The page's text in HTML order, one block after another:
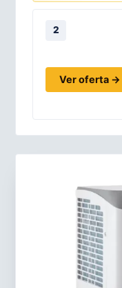
2
Ver oferta →